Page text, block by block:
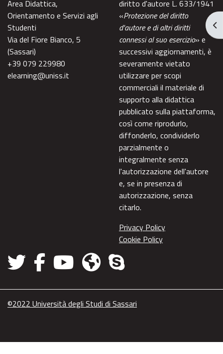
Area Didattica,
Orientamento e Servizi agli
Studenti
Via del Fiore Bianco, 5
(Sassari)
+39 079 229980
elearning@uniss.it
diritto d'autore L. 633/1941
«Protezione del diritto
d'autore e di altri diritti
connessi al suo esercizio» e
successivi aggiornamenti, è
severamente vietato
utilizzare per scopi
commerciali il materiale di
supporto alla didattica
pubblicato sulla piattaforma,
così come riprodurlo,
diffonderlo, condividerlo
parzialmente o
integralmente senza
l'autorizzazione dell'autore
e, se in presenza di
autorizzazione, senza
citarlo.
Privacy Policy
Cookie Policy
©2022 Università degli Studi di Sassari